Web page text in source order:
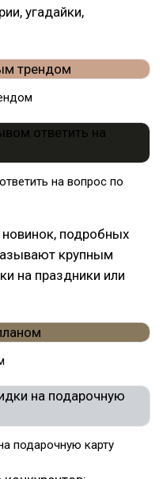
угадайки,
на вопрос по
подробных
крупным
на праздники или
подарочную карту